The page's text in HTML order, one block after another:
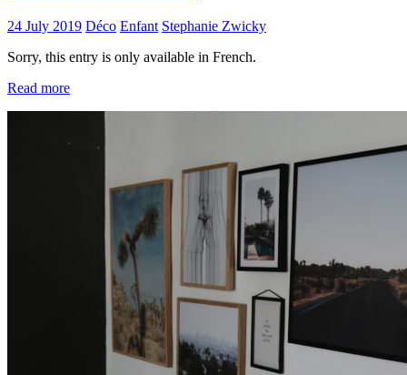
24 July 2019 Déco Enfant Stephanie Zwicky
Sorry, this entry is only available in French.
Read more